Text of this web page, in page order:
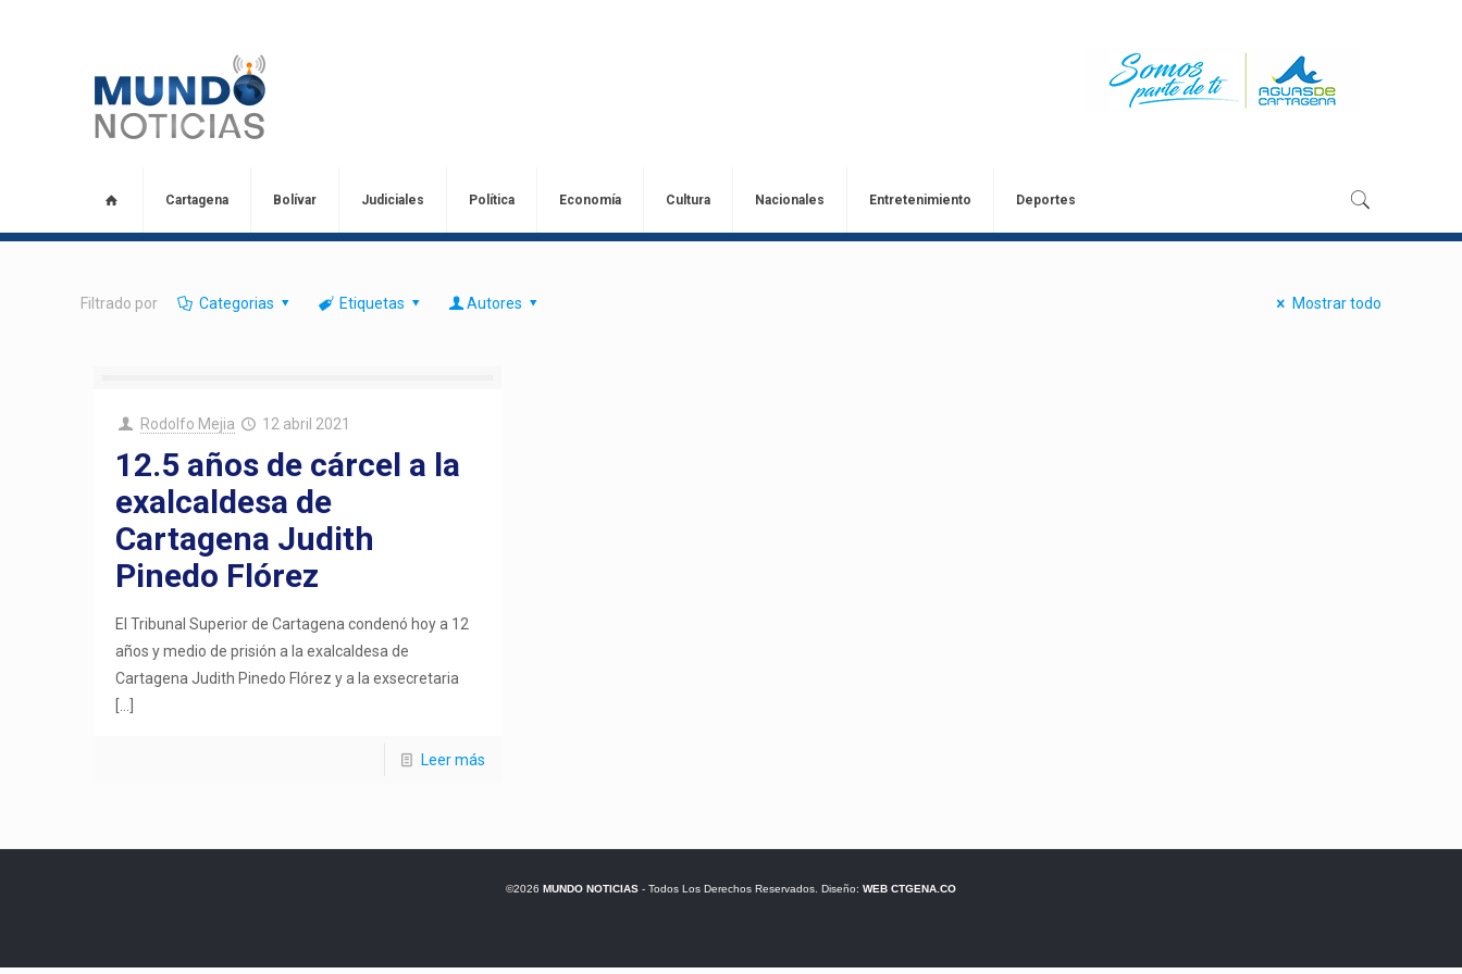
Cartagena Bolívar Judiciales Política Economía Cultura Nacionales Entretenimiento Deportes
Filtrado por Categorias Etiquetas Autores Mostrar todo
Rodolfo Mejia 12 abril 2021
12.5 años de cárcel a la
exalcaldesa de
Cartagena Judith
Pinedo Flórez
El Tribunal Superior de Cartagena condenó hoy a 12
años y medio de prisión a la exalcaldesa de
Cartagena Judith Pinedo Flórez y a la exsecretaria
Leer más
©2026 MUNDO NOTICIAS- Todos Los Derechos Reservados. Diseño: WEB CTGENA.CO